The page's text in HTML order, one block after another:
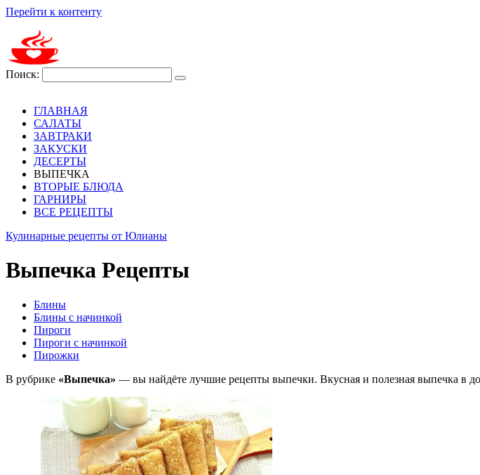
Перейти к контенту
Поиск:
ГЛАВНАЯ
САЛАТЫ
ЗАВТРАКИ
ЗАКУСКИ
ДЕСЕРТЫ
ВЫПЕЧКА
ВТОРЫЕ БЛЮДА
ГАРНИРЫ
ВСЕ РЕЦЕПТЫ
Кулинарные рецепты от Юлианы
Выпечка Рецепты
Блины
Блины с начинкой
Пироги
Пироги с начинкой
Пирожки
В рубрике «Выпечка» — вы найдёте лучшие рецепты выпечки. Вкусная и полезная выпечка в